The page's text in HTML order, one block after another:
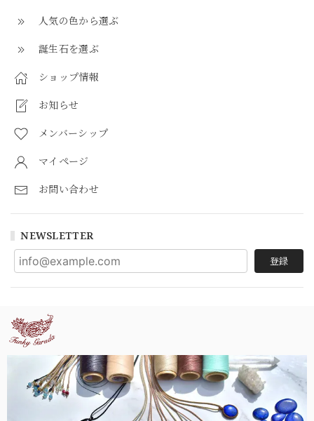
人気の色から選ぶ
誕生石を選ぶ
ショップ情報
お知らせ
メンバーシップ
マイページ
お問い合わせ
NEWSLETTER
登録